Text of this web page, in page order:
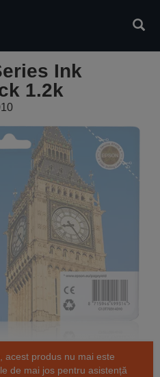
Ink
1.2k
acest produs nu mai este
de mai jos pentru asistență